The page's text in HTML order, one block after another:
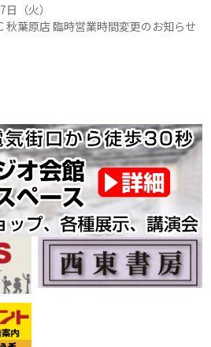
（火）
秋葉原店 臨時営業時間変更のお知らせ